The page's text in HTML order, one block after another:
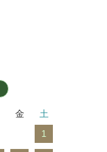
金
土
1